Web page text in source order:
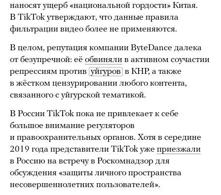
наносят ущерб «национальной гордости» Китая.
В TikTok утверждают, что данные правила
фильтрации видео более не применяются.
В целом, репутация компании ByteDance далека
от безупречной: её обвиняли в активном соучастии
репрессиям против уйгуров в КНР, а также
в жёстком цензурировании любого контента,
связанного с уйгурской тематикой.
В России TikTok пока не привлекает к себе
большое внимание регуляторов
и правоохранительных органов. Хотя в середине
2019 года представители TikTok уже приезжали
в Россию на встречу в Роскомнадзор для
обсуждения «защиты личного пространства
несовершеннолетних пользователей».